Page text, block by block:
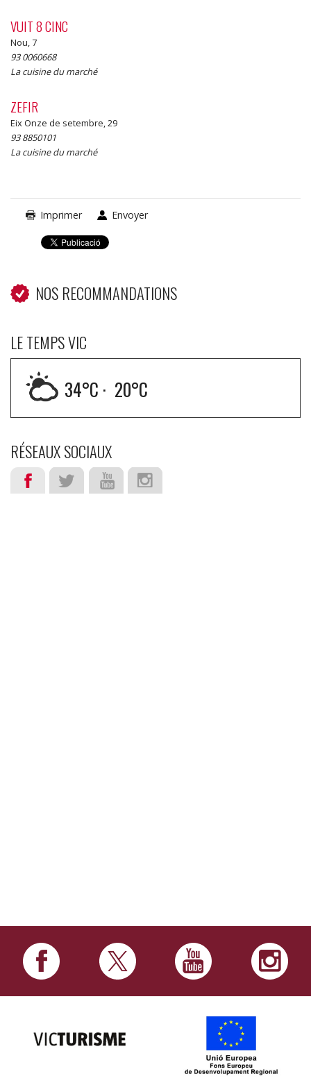
VUIT 8 CINC
Nou, 7
93 0060668
La cuisine du marché
ZEFIR
Eix Onze de setembre, 29
93 8850101
La cuisine du marché
Imprimer Envoyer
NOS RECOMMANDATIONS
LE TEMPS VIC
34°C · 20°C
RÉSEAUX SOCIAUX